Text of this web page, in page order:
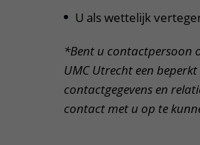
U als wettelijk
*Bent u contactpersoon
UMC Utrecht een
contactgegevens en
contact met u op te